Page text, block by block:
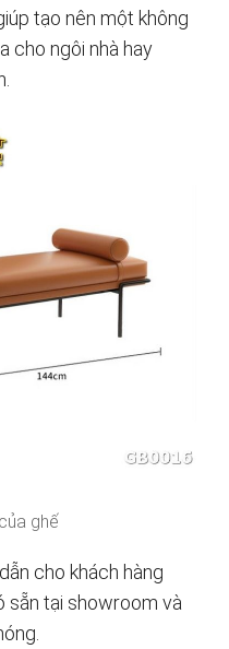
tạo nên một không
cho ngôi nhà hay
ghế
cho khách hàng
sẵn tại showroom và